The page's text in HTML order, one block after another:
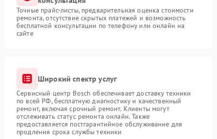
Точные прайс-листы, предварительная оценка стоимости
ремонта, отсутствие скрытых платежей и возможность
бесплатной консультации по телефону или онлайн на
сайте
Широкий спектр услуг
Сервисный центр Bosch обеспечивает доставку техники
по всей РФ, бесплатную диагностику и качественный
ремонт, включая срочный ремонт. Клиенты могут
отслеживать статус ремонта онлайн. Также
предоставляется постгарантийное обслуживание для
продления срока службы техники